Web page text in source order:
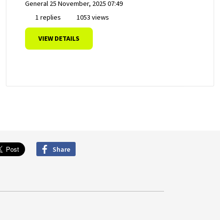
General 25 November, 2025 07:49
1 replies
1053 views
VIEW DETAILS
Share